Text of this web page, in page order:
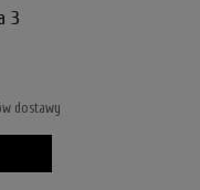
3
dostawy